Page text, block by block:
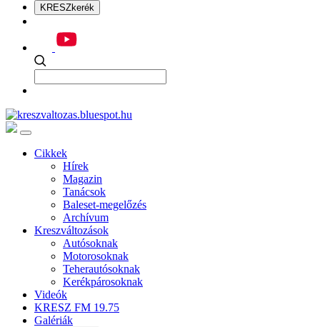
KRESZkerék
Cikkek
Hírek
Magazin
Tanácsok
Baleset-megelőzés
Archívum
Kreszváltozások
Autósoknak
Motorosoknak
Teherautósoknak
Kerékpárosoknak
Videók
KRESZ FM 19.75
Galériák